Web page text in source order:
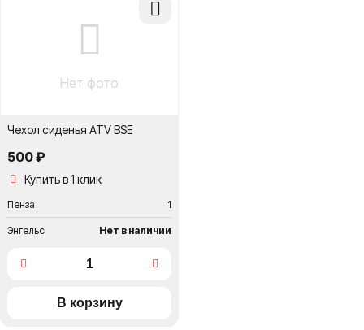
Нет фото
Чехол сиденья ATV BSE
500 ₽
Купить в 1 клик
Пенза 1
Энгельс Нет в наличии